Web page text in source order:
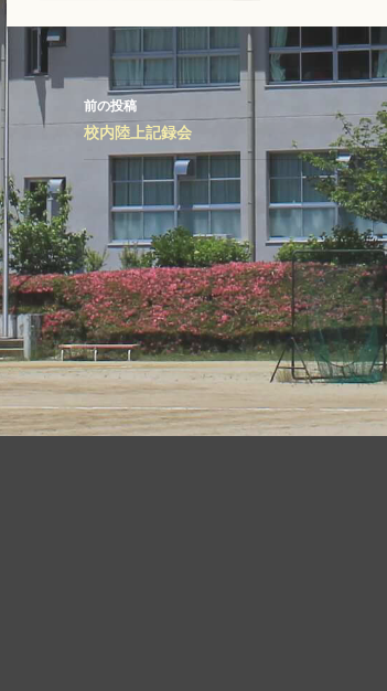
投
稿
ナ
ビ
ゲ
ー
シ
ョ
ン
前の投稿
校内陸上記録会